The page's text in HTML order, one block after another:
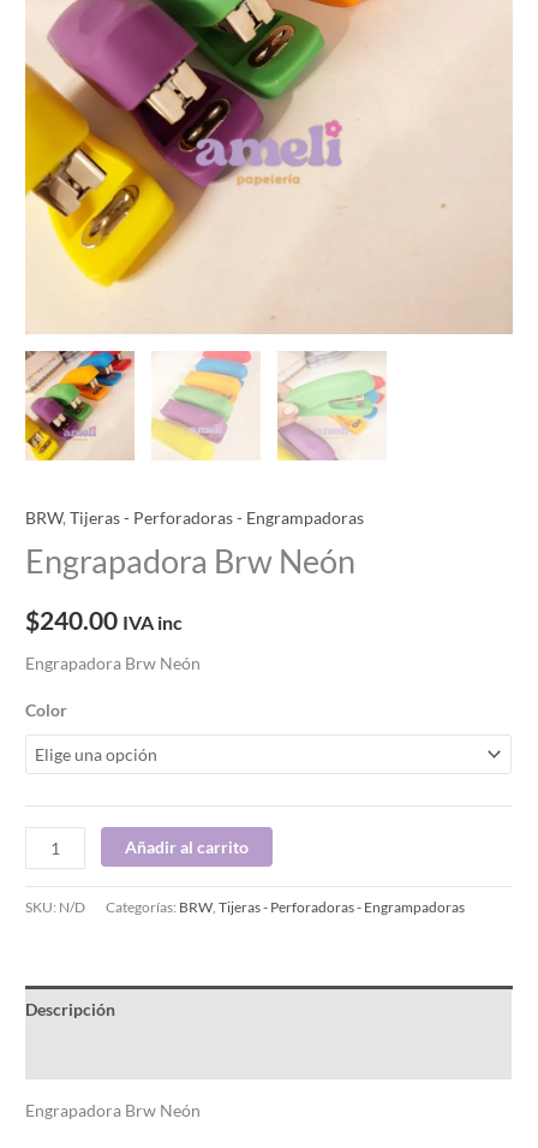
BRW,Tijeras - Perforadoras - Engrampadoras
Engrapadora Brw Neón
$240.00 IVA inc
Engrapadora Brw Neón
Color
Añadir al carrito
SKU: N/D Categorías: BRW ,Tijeras - Perforadoras - Engrampadoras
Descripción
Engrapadora Brw Neón